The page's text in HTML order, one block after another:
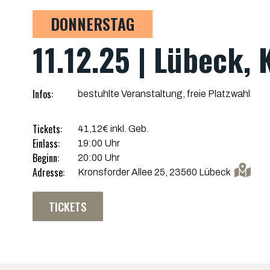
DONNERSTAG
11.12.25 | Lübeck,
Infos: bestuhlte Veranstaltung, freie Platzwahl
Tickets: 41,12€ inkl. Geb.
Einlass: 19:00 Uhr
Beginn: 20:00 Uhr
Adresse: Kronsforder Allee 25, 23560 Lübeck
TICKETS